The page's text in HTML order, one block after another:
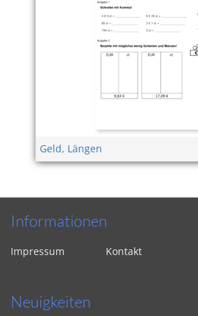
Geld, Längen
Informationen
Impressum Kontakt
Neuigkeiten